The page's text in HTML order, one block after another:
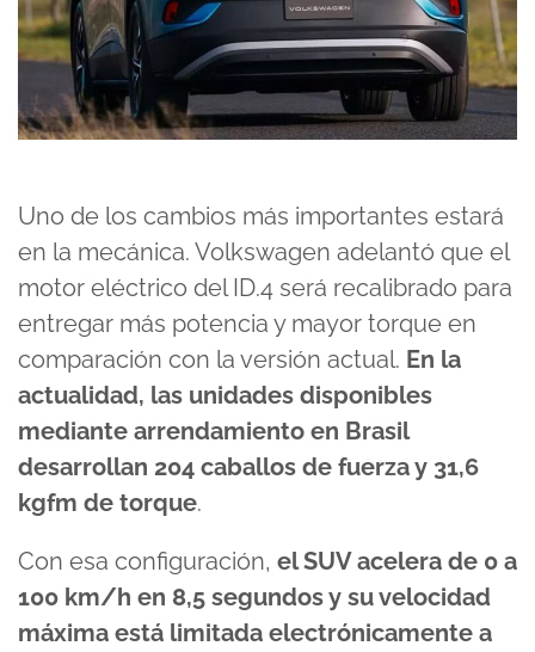
Uno de los cambios más importantes estará
en la mecánica. Volkswagen adelantó que el
motor eléctrico del ID.4 será recalibrado para
entregar más potencia y mayor torque en
comparación con la versión actual. En la
actualidad, las unidades disponibles
mediante arrendamiento en Brasil
desarrollan 204 caballos de fuerza y 31,6
kgfm de torque.
Con esa configuración, el SUV acelera de 0 a
100 km/h en 8,5 segundos y su velocidad
máxima está limitada electrónicamente a